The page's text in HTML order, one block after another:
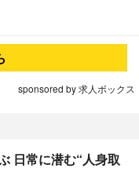
sponsored by 求人ボックス
日常に潜む“人身取